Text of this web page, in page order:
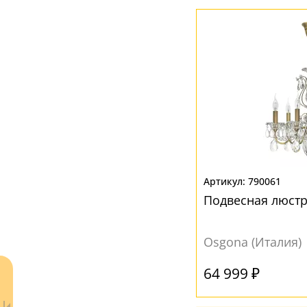
790061
Подвесная
Osgona (Италия)
64 999 ₽